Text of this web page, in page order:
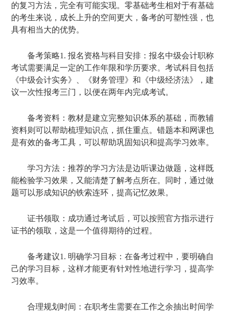
的复习方法，完全有可能实现。零基础考生相对于有基础
的考生来说，成长上升的空间更大，备考的可塑性强，也
具有相当大的优势。
备考策略1. 报名资格与科目安排：报名中级会计职称
考试需要满足一定的工作年限和学历要求。考试科目包括
《中级会计实务》、《财务管理》和《中级经济法》，建
议一次性报考三门，以便在两年内完成考试。
备考资料：教材是建立完整知识体系的基础，而教辅
资料则可以帮助梳理知识点，抓住重点。错题本和网课也
是有效的备考工具，可以帮助巩固知识和提高学习效率。
学习方法：推荐的学习方法是边听课边做题，这样既
能检验学习效果，又能清楚了解考点所在。同时，通过做
题可以形成知识的铁索连环，提高记忆效果。
证书领取：成功通过考试后，可以按照官方指示进行
证书的领取，这是一个值得期待的过程。
备考建议1. 明确学习目标：在备考过程中，要明确自
己的学习目标，这样才能更有针对性地进行学习，提高学
习效率。
合理规划时间：在职考生需要在工作之余抽出时间学